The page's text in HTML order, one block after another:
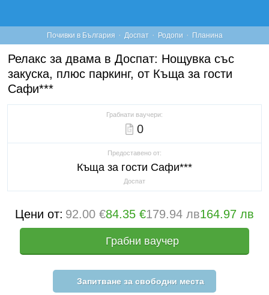
Почивки в България · Доспат · Родопи · Планина
Релакс за двама в Доспат: Нощувка със
закуска, плюс паркинг, от Къща за гости
Сафи***
Грабнати ваучери:
0
Предоставено от:
Къща за гости Сафи***
Доспат
Цени от: 92.00 €84.35 €179.94 лв164.97 лв
Грабни ваучер
Запитване за свободни места